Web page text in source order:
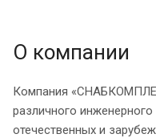
О компании
Компания
различного
отечественных и